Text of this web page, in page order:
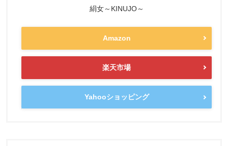
絹女～KINUJO～
Amazon
楽天市場
Yahooショッピング